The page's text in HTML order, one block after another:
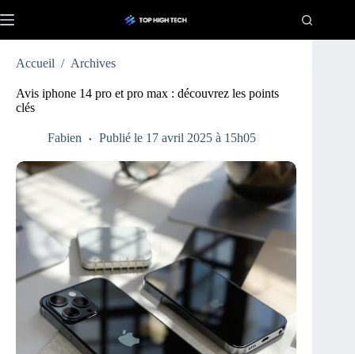
au
Accueil / Archives
Avis iphone 14 pro et pro max : découvrez les points
clés
Fabien Publié le 17 avril 2025 à 15h05